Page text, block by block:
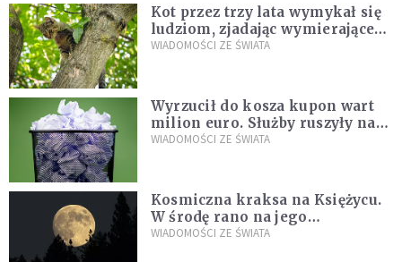
Kot przez trzy lata wymykał się
ludziom, zjadając wymierające
kaczki. W końcu popełnił
WIADOMOŚCI ZE ŚWIATA
Wyrzucił do kosza kupon wart
milion euro. Służby ruszyły na
poszukiwania
WIADOMOŚCI ZE ŚWIATA
Kosmiczna kraksa na Księżycu.
W środę rano na jego
powierzchni dojdzie do
WIADOMOŚCI ZE ŚWIATA